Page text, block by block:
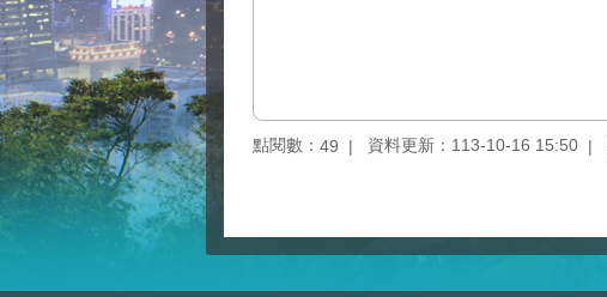
點閱數： 49 資料更新：113-10-16 15:50